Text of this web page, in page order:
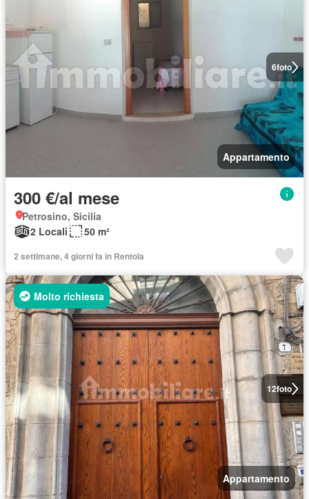
6foto
Appartamento
300 €/al mese
Petrosino, Sicilia
2 Locali
50 m²
2 settimane, 4 giorni fa in Rentola
12foto
Molto richiesta
Appartamento